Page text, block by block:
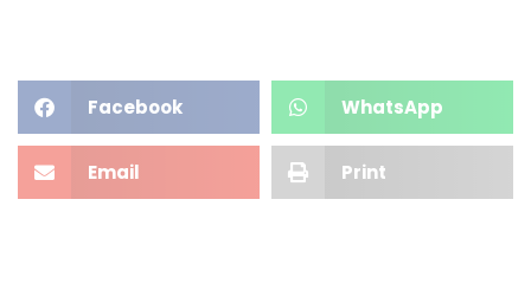
Facebook WhatsApp
Email Print